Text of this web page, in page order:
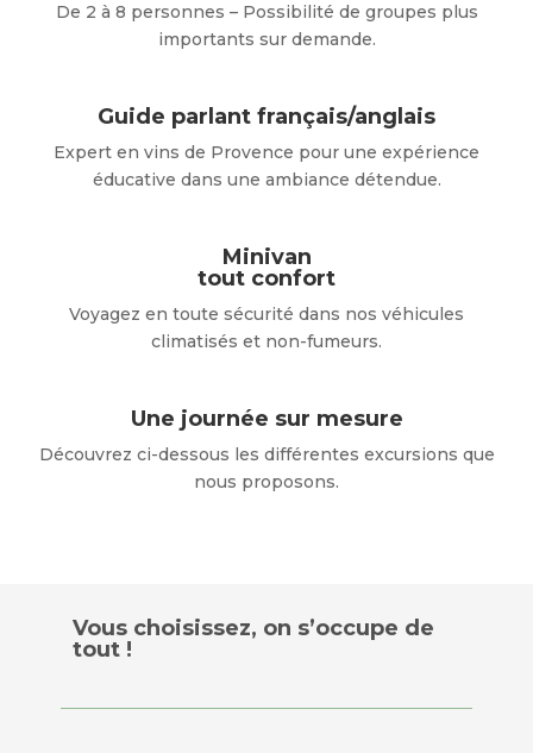
De 2 à 8 personnes – Possibilité de groupes plus
importants sur demande.
Guide parlant français/anglais
Expert en vins de Provence pour une expérience
éducative dans une ambiance détendue.
Minivan
tout confort
Voyagez en toute sécurité dans nos véhicules
climatisés et non-fumeurs.
Une journée sur mesure
Découvrez ci-dessous les différentes excursions que
nous proposons.
Vous choisissez, on s’occupe de
tout !